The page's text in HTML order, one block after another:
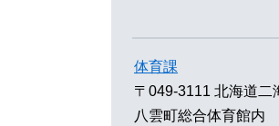
体育課
〒049-3111 北海道二
八雲町総合体育館内